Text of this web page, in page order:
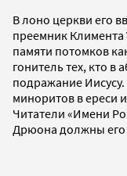
В лоно церкви его
преемник Климента
памяти потомков
гонитель тех, кто в
подражание
миноритов в ереси
Читатели «Имени
Дрюона должны его